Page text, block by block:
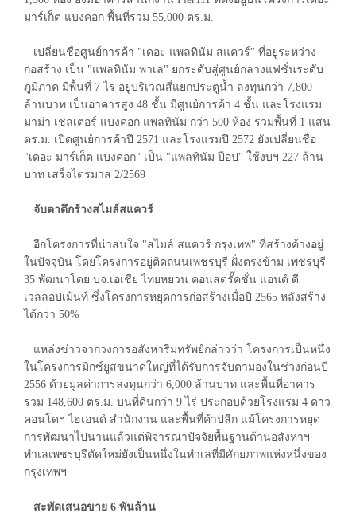
มาร์เก็ต แบงคอก พื้นที่รวม 55,000 ตร.ม.
เปลี่ยนชื่อศูนย์การค้า "เดอะ แพลทินัม สแควร์" ที่อยู่ระหว่าง
ก่อสร้าง เป็น "แพลทินัม พาเล" ยกระดับสู่ศูนย์กลางแฟชั่นระดับ
ภูมิภาค มีพื้นที่ 7 ไร่ อยู่บริเวณสี่แยกประตูน้ำ ลงทุนกว่า 7,800
ล้านบาท เป็นอาคารสูง 48 ชั้น มีศูนย์การค้า 4 ชั้น และโรงแรม
มาม่า เชลเตอร์ แบงคอก แพลทินัม กว่า 500 ห้อง รวมพื้นที่ 1 แสน
ตร.ม. เปิดศูนย์การค้าปี 2571 และโรงแรมปี 2572 ยังเปลี่ยนชื่อ
"เดอะ มาร์เก็ต แบงคอก" เป็น "แพลทินัม ป๊อป" ใช้งบฯ 227 ล้าน
บาท เสร็จไตรมาส 2/2569
จับตาตึกร้างสไมล์สแควร์
อีกโครงการที่น่าสนใจ "สไมล์ สแควร์ กรุงเทพ" ที่สร้างค้างอยู่
ในปัจจุบัน โดยโครงการอยู่ติดถนนเพชรบุรี ฝั่งตรงข้าม เพชรบุรี
35 พัฒนาโดย บจ.เอเชีย ไทยหยวน คอนสตรั๊คชั่น แอนด์ ดี
เวลลอปเม้นท์ ซึ่งโครงการหยุดการก่อสร้างเมื่อปี 2565 หลังสร้าง
ได้กว่า 50%
แหล่งข่าวจากวงการอสังหาริมทรัพย์กล่าวว่า โครงการเป็นหนึ่ง
ในโครงการมิกซ์ยูสขนาดใหญ่ที่ได้รับการจับตามองในช่วงก่อนปี
2556 ด้วยมูลค่าการลงทุนกว่า 6,000 ล้านบาท และพื้นที่อาคาร
รวม 148,600 ตร.ม. บนที่ดินกว่า 9 ไร่ ประกอบด้วยโรงแรม 4 ดาว
คอนโดฯ ไฮเอนด์ สำนักงาน และพื้นที่ค้าปลีก แม้โครงการหยุด
การพัฒนาไปนานแล้วแต่พิจารณาปัจจัยพื้นฐานด้านอสังหาฯ
ทำเลเพชรบุรีตัดใหม่ยังเป็นหนึ่งในทำเลที่มีศักยภาพแห่งหนึ่งของ
กรุงเทพฯ
สะพัดเสนอขาย 6 พันล้าน